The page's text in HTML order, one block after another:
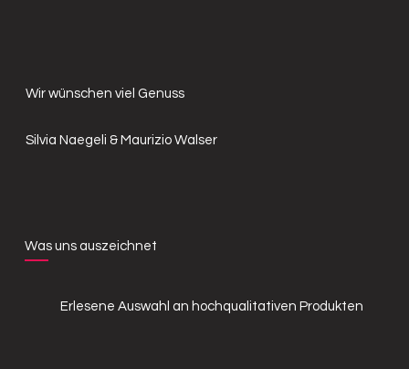
Wir wünschen viel Genuss
Silvia Naegeli & Maurizio Walser
Was uns auszeichnet
Erlesene Auswahl an hochqualitativen Produkten